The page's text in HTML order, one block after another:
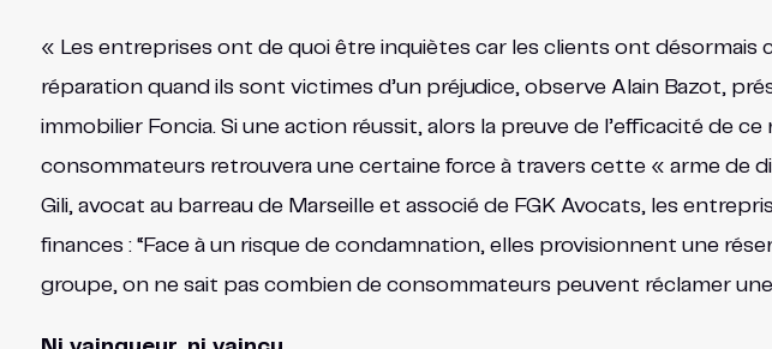
« Les entreprises ont de quoi être inquiètes car les clients ont
réparation quand ils sont victimes d’un préjudice, observe Alain Bazot,
immobilier Foncia. Si une action réussit, alors la preuve de l’efficacité de
consommateurs retrouvera une certaine force à travers cette « arme de
Gili, avocat au barreau de Marseille et associé de FGK Avocats, les
finances : “Face à un risque de condamnation, elles provisionnent une
groupe, on ne sait pas combien de consommateurs peuvent réclamer